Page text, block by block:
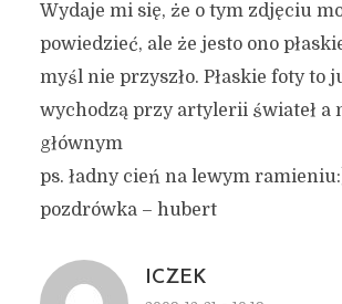
Wydaje mi się, że o tym zdjęciu
powiedzieć, ale że jesto ono
myśl nie przyszło. Płaskie foty to
wychodzą przy artylerii świateł a
głównym
ps. ładny cień na lewym
pozdrówka – hubert
ICZEK